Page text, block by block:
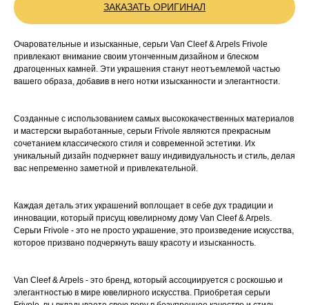
ЗАКАЗАТЬ ОРИГИНАЛ
Очаровательные и изысканные, серьги Van Cleef & Arpels Frivole
привлекают внимание своим утонченным дизайном и блеском
драгоценных камней. Эти украшения станут неотъемлемой частью
вашего образа, добавив в него нотки изысканности и элегантности.
Созданные с использованием самых высококачественных материалов
и мастерски выработанные, серьги Frivole являются прекрасным
сочетанием классического стиля и современной эстетики. Их
уникальный дизайн подчеркнет вашу индивидуальность и стиль, делая
вас непременно заметной и привлекательной.
Каждая деталь этих украшений воплощает в себе дух традиции и
инновации, который присущ ювелирному дому Van Cleef & Arpels.
Серьги Frivole - это не просто украшение, это произведение искусства,
которое призвано подчеркнуть вашу красоту и изысканность.
Van Cleef & Arpels - это бренд, который ассоциируется с роскошью и
элегантностью в мире ювелирного искусства. Приобретая серьги